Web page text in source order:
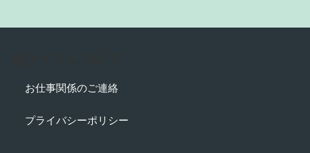
お仕事関係のご連絡
プライバシーポリシー